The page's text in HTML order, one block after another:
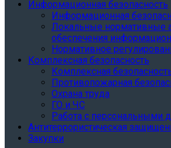
Информационная безопасность
Информационная
Локальные нормативные
обеспечения
Нормативное
Комплексная безопасность
Комплексная
Противопожарная
Охрана труда
ГО и ЧС
Работа с персональными
Антитеррористическая
Закупки